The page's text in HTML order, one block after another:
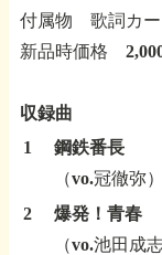
付属物 歌詞カー
新品時価格 2,000
収録曲
1
鋼鉄番長
（vo.冠徹弥）
2
爆発！青春
（vo.池田成